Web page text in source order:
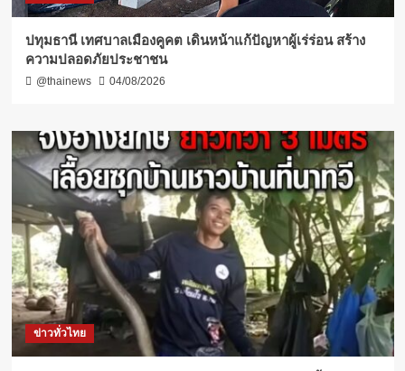
ปทุมธานี เทศบาลเมืองคูคต เดินหน้าแก้ปัญหาผู้เร่ร่อน สร้าง
ความปลอดภัยประชาชน
@thainews 04/08/2026
ข่าวทั่วไทย